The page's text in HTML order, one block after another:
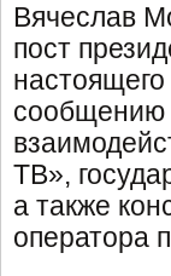
Вячеслав
пост
сообщению
ТВ»,
а также
оператора